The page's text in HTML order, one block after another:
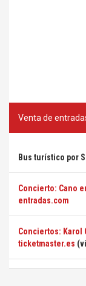
Venta de
Bus turístico por
Concierto: Cano
entradas.com
Conciertos: Karol
ticketmaster.es